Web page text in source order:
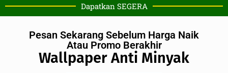
Dapatkan SEGERA
Pesan Sekarang Sebelum Harga Naik
Atau Promo Berakhir
Wallpaper Anti Minyak